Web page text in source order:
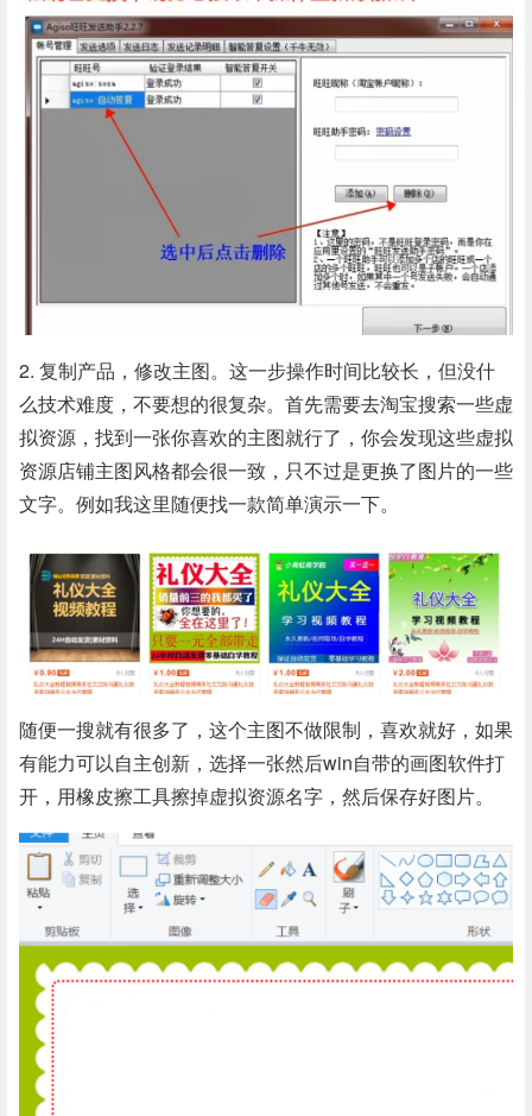
2. 复制产品，修改主图。这一步操作时间比较长，但没什
么技术难度，不要想的很复杂。首先需要去淘宝搜索一些虚
拟资源，找到一张你喜欢的主图就行了，你会发现这些虚拟
资源店铺主图风格都会很一致，只不过是更换了图片的一些
文字。例如我这里随便找一款简单演示一下。
随便一搜就有很多了，这个主图不做限制，喜欢就好，如果
有能力可以自主创新，选择一张然后win自带的画图软件打
开，用橡皮擦工具擦掉虚拟资源名字，然后保存好图片。